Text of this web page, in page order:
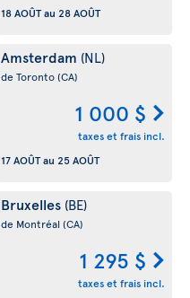
18 AOÛTau 28 AOÛT
Amsterdam (NL)
de Toronto(CA)
1 000 $
taxes et frais incl.
17 AOÛTau 25 AOÛT
Bruxelles (BE)
de Montréal (CA)
1 295 $
taxes et frais incl.